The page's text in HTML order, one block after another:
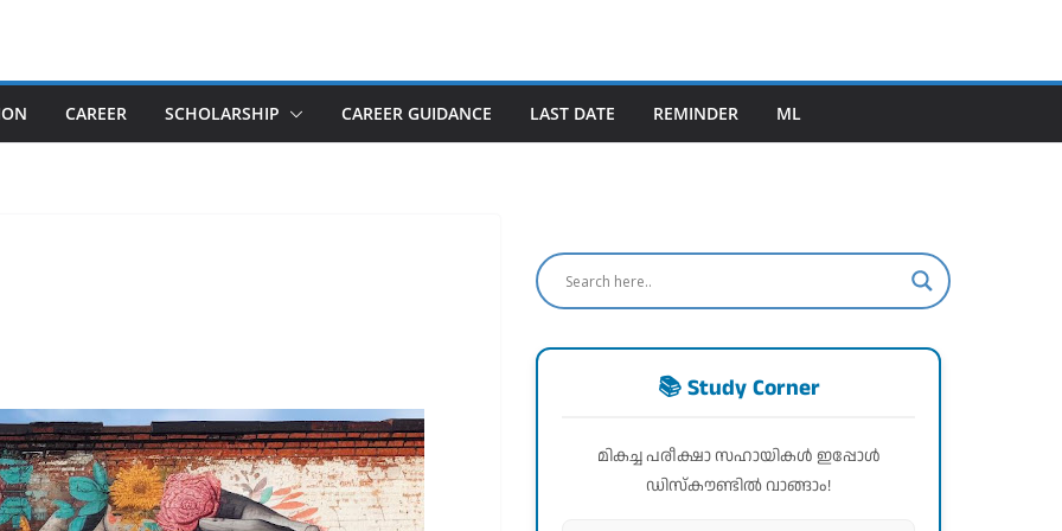
CAREER SCHOLARSHIP CAREER GUIDANCE LAST DATE REMINDER ML
📚 Study Corner
മികച്ച പരീക്ഷാ സഹായികൾ ഇപ്പോൾ
ഡിസ്കൗണ്ടിൽ വാങ്ങാം!